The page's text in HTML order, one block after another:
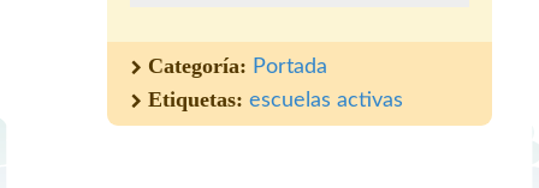
Categoría: Portada
Etiquetas: escuelas activas